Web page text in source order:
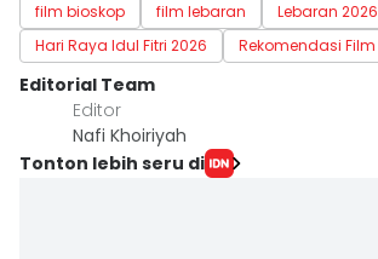
film bioskop film lebaran
Lebaran 2026
Hari Raya Idul Fitri 2026
Rekomendasi Film
Editorial Team
Editor
Nafi Khoiriyah
Tonton lebih seru di